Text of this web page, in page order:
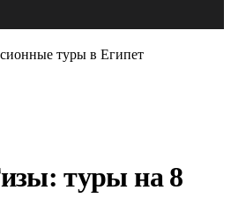
туры в Египет
туры на 8